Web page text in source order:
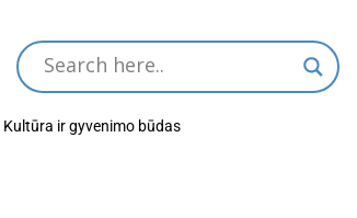
Kultūra ir gyvenimo būdas